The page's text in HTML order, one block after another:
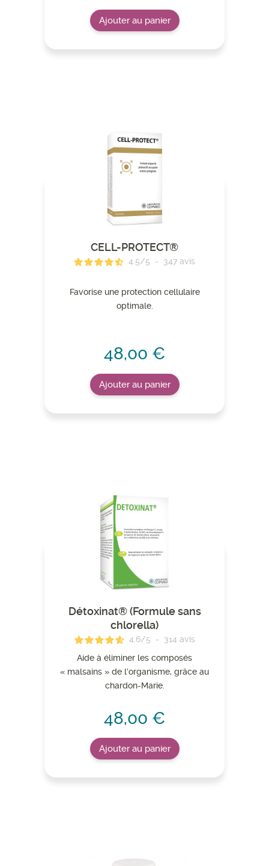
Ajouter au panier
CELL-PROTECT®
4.5/5 - 347 avis
Favorise une protection cellulaire
optimale.
48,00 €
Ajouter au panier
Détoxinat® (Formule sans
chlorella)
4.6/5 - 314 avis
Aide à éliminer les composés
« malsains » de l’organisme, grâce au
chardon-Marie.
48,00 €
Ajouter au panier